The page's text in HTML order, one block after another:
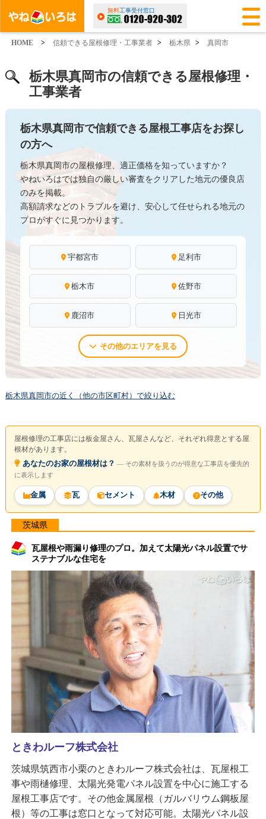
無料工事受付窓口
HOME > 信頼できる屋根修理・工事業者 > 栃木県 > 真岡市
栃木県真岡市の信頼できる屋根修理・
工事業者
栃木県真岡市で信頼できる屋根工事店をお探し
の方へ
栃木県真岡市の屋根修理、適正価格を知っていますか？
やねいろはでは独自の厳しい審査をクリアした地元の優良店
のみを掲載。
高額請求などのトラブルを避け、安心して任せられる地元の
プロがすぐに見つかります。
宇都宮市 足利市
栃木市 佐野市
鹿沼市 日光市
その他のエリアを見る
栃木県真岡市の近く（他の市区町村）で絞り込む
屋根修理の工事店には板金屋さん、瓦屋さんなど、それぞれ得意とする屋
根材があります。
あなたのお家の屋根材は？ ― その素材を扱うのが得意な工事店を優先的
に表示します
金属 瓦 セメント 木材 その他
茨城県
瓦屋根や雨漏り修理のプロ。加えて太陽光パネル設置でサ
ステナブルな住宅を
ときわルーフ株式会社
茨城県筑西市小栗のときわルーフ株式会社は、瓦屋根工
事や雨樋修理、太陽光発電パネル設置を中心に施工する
屋根工事店です。その他金属屋根（ガルバリウム鋼板屋
根）等の工事は窓口となって対応可能。太陽光パネル設